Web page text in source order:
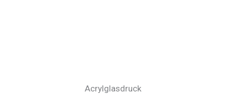
Acrylglasdruck